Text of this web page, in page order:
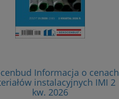
Informacja o cenach
instalacyjnych IMI 2
kw. 2026